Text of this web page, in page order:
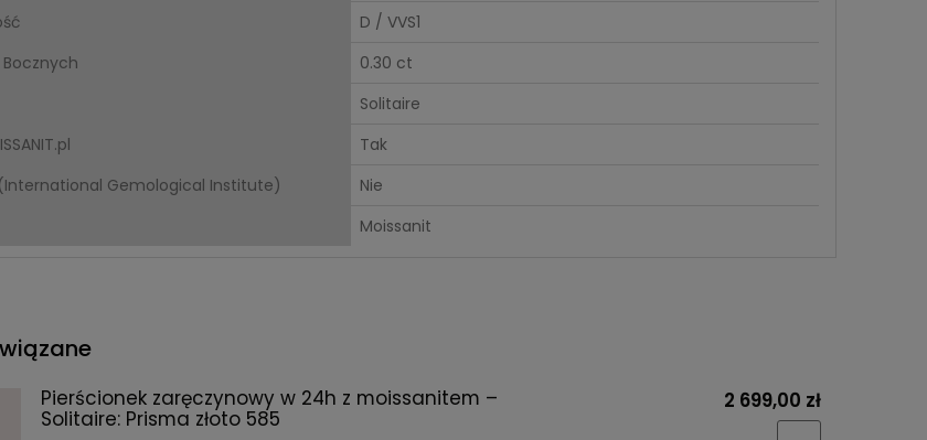
D / VVS1
0.30 ct
Solitaire
Tak
Gemological Institute)
Nie
Moissanit
Pierścionek zaręczynowy w 24h z moissanitem –
Solitaire: Prisma złoto 585
2 699,00 zł